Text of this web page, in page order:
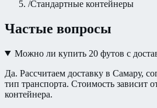
/Стандартные контейнеры
Частые вопросы
Можно ли купить 20 футов с
Да. Рассчитаем доставку в Самару,
тип транспорта. Стоимость зависит
контейнера.